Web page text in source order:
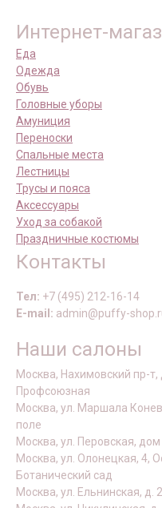
Интернет-
Еда
Одежда
Обувь
Головные уборы
Амуниция
Переноски
Спальные места
Лестницы
Трусы и пояса
Аксессуары
Уход за собакой
Праздничные костюмы
Контакты
Тел: +7 (495) 212-16-14
E-mail: admin@puffy-
Наши салоны
Москва, Нахимовский пр-
Профсоюзная
Москва, ул. Маршала
поле
Москва, ул. Перовская,
Москва, ул. Олонецкая, 4,
Ботанический сад
Москва, ул. Ельнинская,